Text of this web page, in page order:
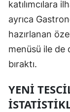
katılımcılara
ayrıca
hazırlanan
menüsü ile de
bıraktı.
YENI